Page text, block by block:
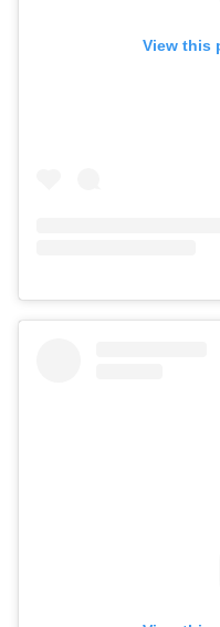
View this